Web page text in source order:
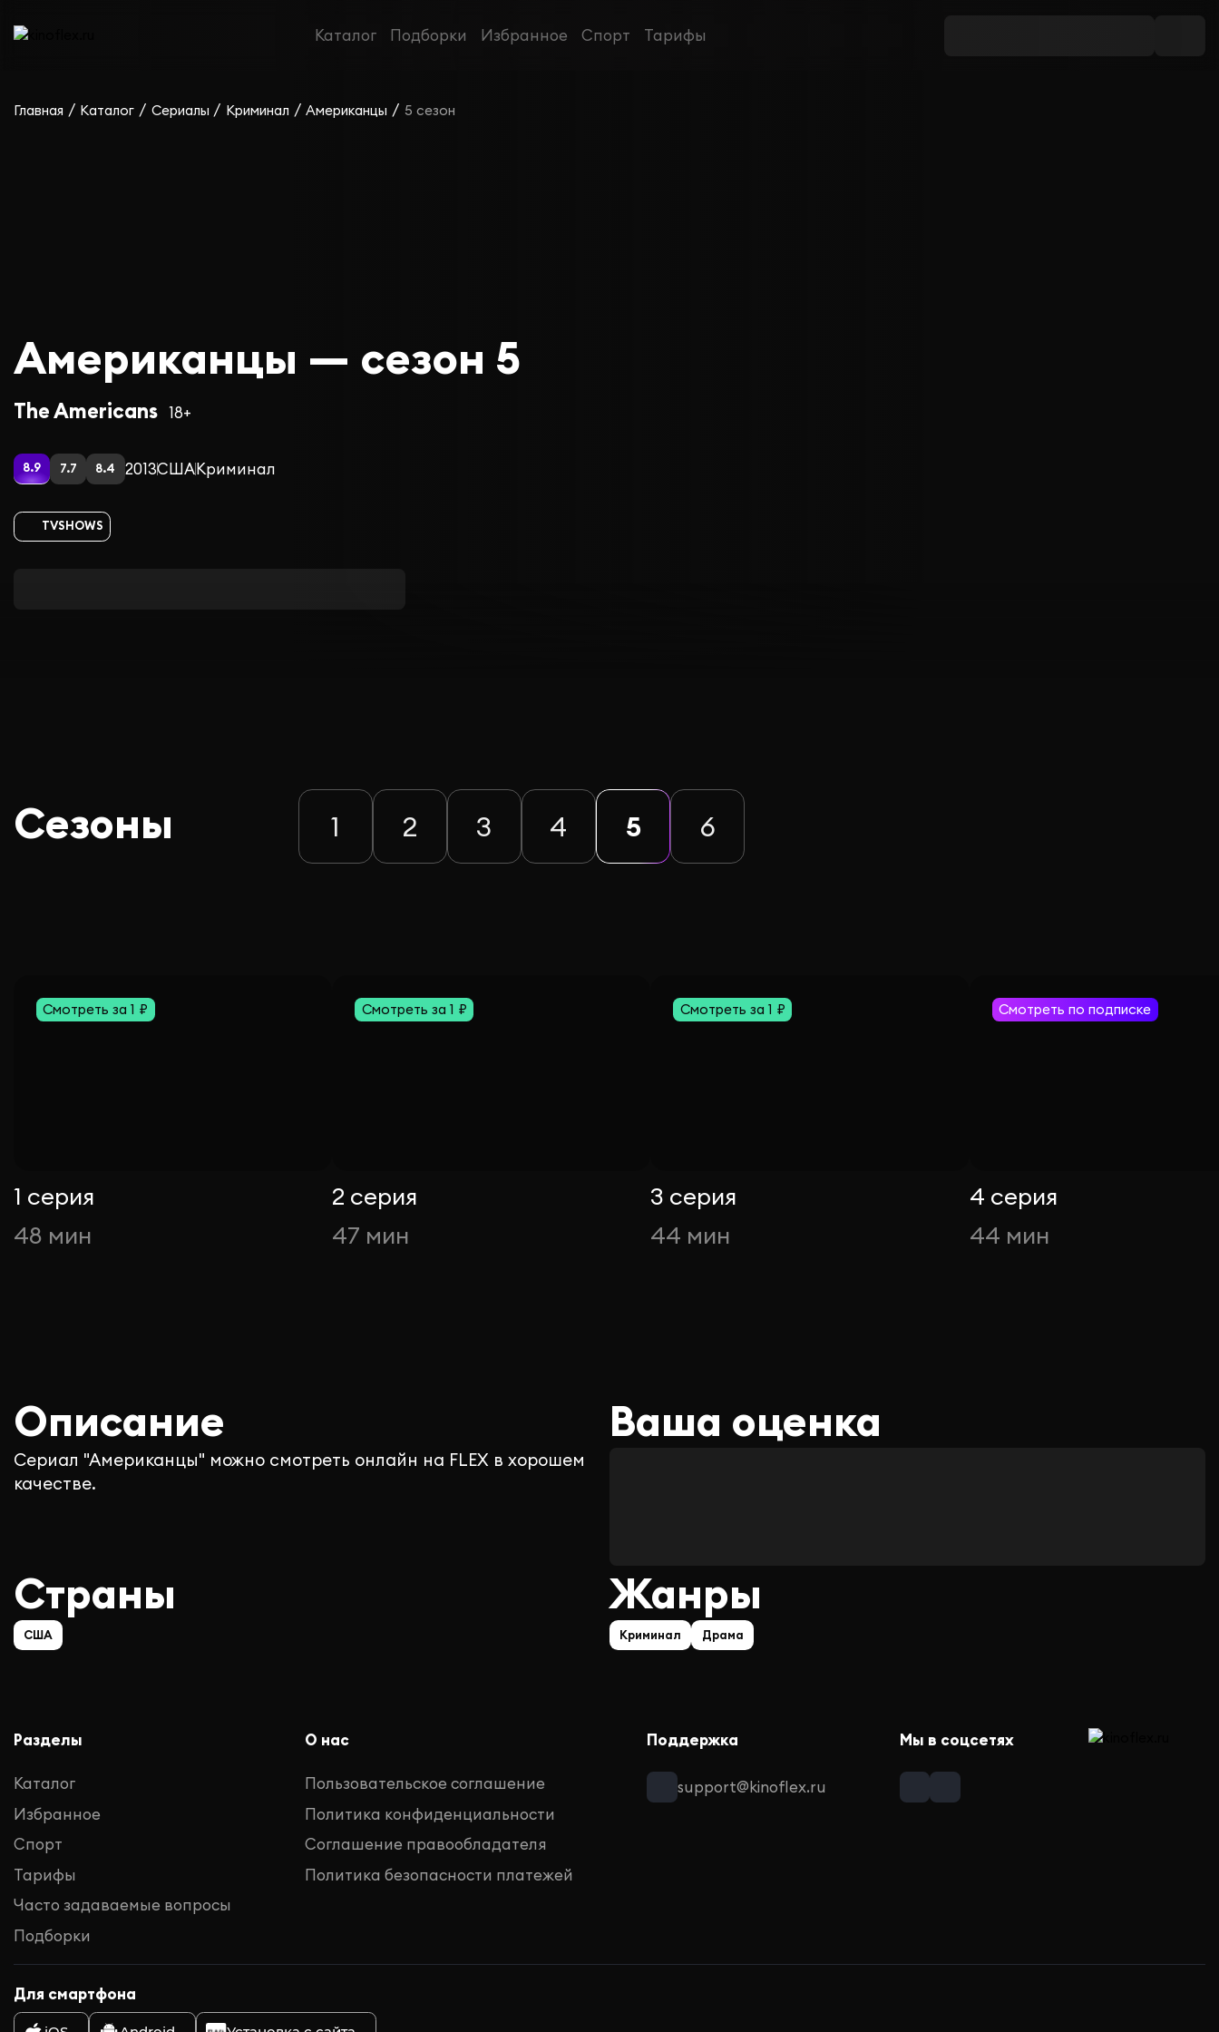
Каталог Подборки Избранное Спорт Тарифы
Главная / Каталог / Сериалы / Криминал / Американцы / 5 сезон
Американцы — сезон 5
The Americans 18+
8.9 7.7 8.4 2013СШАКриминал
TVSHOWS
Сезоны 1 2 3 4 5 6
Смотреть за 1 ₽
1 серия
48 мин
Смотреть за 1 ₽
2 серия
47 мин
Смотреть за 1 ₽
3 серия
44 мин
Смотреть по подписке
4 серия
44 мин
Описание
Сериал "Американцы" можно смотреть онлайн на FLEX в хорошем
качестве.
Ваша оценка
Страны
США
Жанры
Криминал Драма
Разделы
Каталог
Избранное
Спорт
Тарифы
Часто задаваемые вопросы
Подборки
О нас
Пользовательское соглашение
Политика конфиденциальности
Соглашение правообладателя
Политика безопасности платежей
Поддержка
support@kinoflex.ru
Мы в соцсетях
Для смартфона